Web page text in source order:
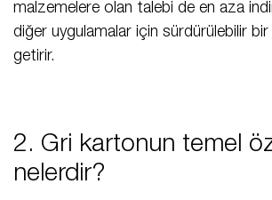
malzemelere olan talebi de en aza
diğer uygulamalar için sürdürülebilir
getirir.
2. Gri kartonun temel
nelerdir?